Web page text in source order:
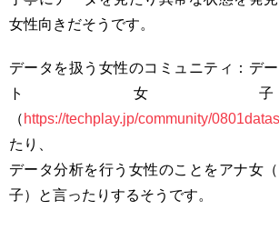
女性向きだそうです。
データを扱う女性のコミュニティ：デ
ト女
（ https://techplay.jp/community/
たり、
データ分析を行う女性のことをアナ女
子）と言ったりするそうです。